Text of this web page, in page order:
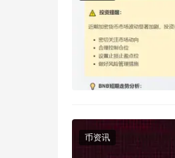
币资讯